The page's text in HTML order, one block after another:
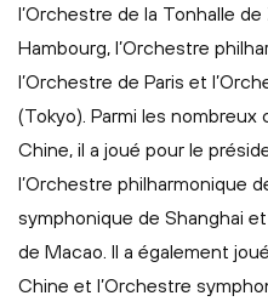
l’Orchestre de la Tonhalle
Hambourg, l’Orchestre
l’Orchestre de Paris et
(Tokyo). Parmi les nombreux
Chine, il a joué pour le
l’Orchestre philharmonique
symphonique de Shanghai
de Macao. Il a également
Chine et l’Orchestre